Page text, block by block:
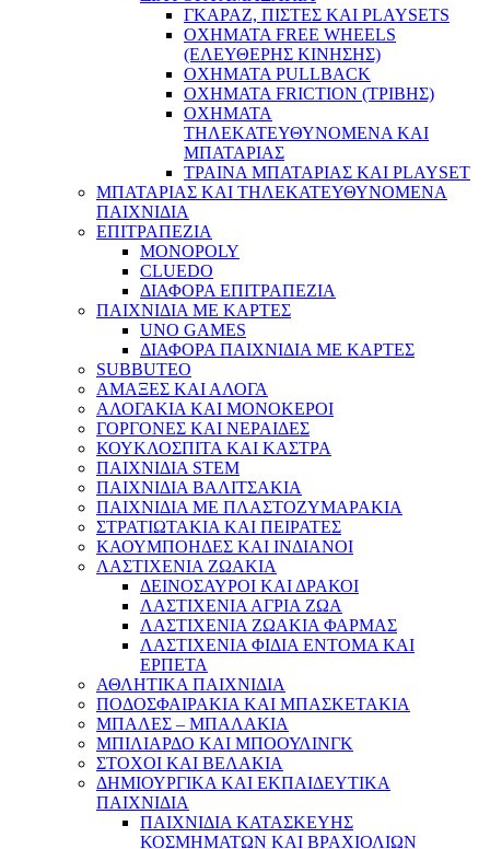
ΓΚΑΡΑΖ, ΠΙΣΤΕΣ ΚΑΙ PLAYSETS
ΟΧΗΜΑΤΑ FREE WHEELS
(ΕΛΕΥΘΕΡΗΣ ΚΙΝΗΣΗΣ)
ΟΧΗΜΑΤΑ PULLBACK
ΟΧΗΜΑΤΑ FRICTION (ΤΡΙΒΗΣ)
ΟΧΗΜΑΤΑ
ΤΗΛΕΚΑΤΕΥΘΥΝΟΜΕΝΑ ΚΑΙ
ΜΠΑΤΑΡΙΑΣ
ΤΡΑΙΝΑ ΜΠΑΤΑΡΙΑΣ ΚΑΙ PLAYSET
ΜΠΑΤΑΡΙΑΣ ΚΑΙ ΤΗΛΕΚΑΤΕΥΘΥΝΟΜΕΝΑ
ΠΑΙΧΝΙΔΙΑ
ΕΠΙΤΡΑΠΕΖΙΑ
MONOPOLY
CLUEDO
ΔΙΑΦΟΡΑ ΕΠΙΤΡΑΠΕΖΙΑ
ΠΑΙΧΝΙΔΙΑ ΜΕ ΚΑΡΤΕΣ
UNO GAMES
ΔΙΑΦΟΡΑ ΠΑΙΧΝΙΔΙΑ ΜΕ ΚΑΡΤΕΣ
SUBBUTEO
ΑΜΑΞΕΣ ΚΑΙ ΑΛΟΓΑ
ΑΛΟΓΑΚΙΑ ΚΑΙ ΜΟΝΟΚΕΡΟΙ
ΓΟΡΓΟΝΕΣ ΚΑΙ ΝΕΡΑΙΔΕΣ
ΚΟΥΚΛΟΣΠΙΤΑ ΚΑΙ ΚΑΣΤΡΑ
ΠΑΙΧΝΙΔΙΑ STEM
ΠΑΙΧΝΙΔΙΑ ΒΑΛΙΤΣΑΚΙΑ
ΠΑΙΧΝΙΔΙΑ ΜΕ ΠΛΑΣΤΟΖΥΜΑΡΑΚΙΑ
ΣΤΡΑΤΙΩΤΑΚΙΑ ΚΑΙ ΠΕΙΡΑΤΕΣ
ΚΑΟΥΜΠΟΗΔΕΣ ΚΑΙ ΙΝΔΙΑΝΟΙ
ΛΑΣΤΙΧΕΝΙΑ ΖΩΑΚΙΑ
ΔΕΙΝΟΣΑΥΡΟΙ ΚΑΙ ΔΡΑΚΟΙ
ΛΑΣΤΙΧΕΝΙΑ ΑΓΡΙΑ ΖΩΑ
ΛΑΣΤΙΧΕΝΙΑ ΖΩΑΚΙΑ ΦΑΡΜΑΣ
ΛΑΣΤΙΧΕΝΙΑ ΦΙΔΙΑ ΕΝΤΟΜΑ ΚΑΙ
ΕΡΠΕΤΑ
ΑΘΛΗΤΙΚΑ ΠΑΙΧΝΙΔΙΑ
ΠΟΔΟΣΦΑΙΡΑΚΙΑ ΚΑΙ ΜΠΑΣΚΕΤΑΚΙΑ
ΜΠΑΛΕΣ – ΜΠΑΛΑΚΙΑ
ΜΠΙΛΙΑΡΔΟ ΚΑΙ ΜΠΟΟΥΛΙΝΓΚ
ΣΤΟΧΟΙ ΚΑΙ ΒΕΛΑΚΙΑ
ΔΗΜΙΟΥΡΓΙΚΑ ΚΑΙ ΕΚΠΑΙΔΕΥΤΙΚΑ
ΠΑΙΧΝΙΔΙΑ
ΠΑΙΧΝΙΔΙΑ ΚΑΤΑΣΚΕΥΗΣ
ΚΟΣΜΗΜΑΤΩΝ ΚΑΙ ΒΡΑΧΙΟΛΙΩΝ